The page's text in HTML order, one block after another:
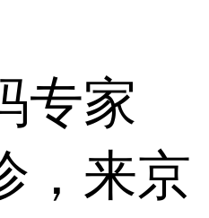
专家
，来京